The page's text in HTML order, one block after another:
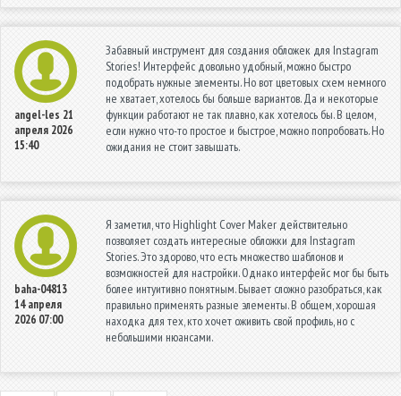
angel-les 21
апреля 2026
15:40
Забавный инструмент для создания обложек для Instagram
Stories! Интерфейс довольно удобный, можно быстро
подобрать нужные элементы. Но вот цветовых схем немного
не хватает, хотелось бы больше вариантов. Да и некоторые
функции работают не так плавно, как хотелось бы. В целом,
если нужно что-то простое и быстрое, можно попробовать. Но
ожидания не стоит завышать.
baha-04813
14 апреля
2026 07:00
Я заметил, что Highlight Cover Maker действительно
позволяет создать интересные обложки для Instagram
Stories. Это здорово, что есть множество шаблонов и
возможностей для настройки. Однако интерфейс мог бы быть
более интуитивно понятным. Бывает сложно разобраться, как
правильно применять разные элементы. В общем, хорошая
находка для тех, кто хочет оживить свой профиль, но с
небольшими нюансами.